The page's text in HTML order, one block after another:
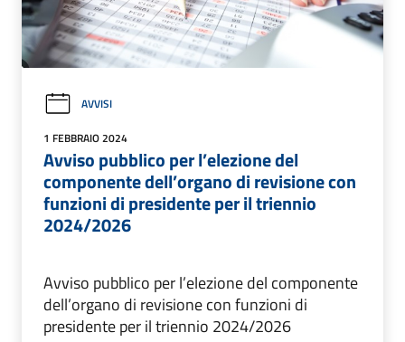
AVVISI
1 FEBBRAIO 2024
Avviso pubblico per l’elezione del
componente dell’organo di revisione con
funzioni di presidente per il triennio
2024/2026
Avviso pubblico per l’elezione del componente
dell’organo di revisione con funzioni di
presidente per il triennio 2024/2026